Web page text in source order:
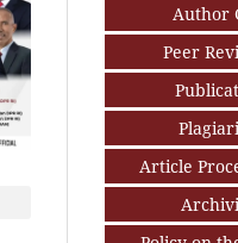
Author
Peer
Article